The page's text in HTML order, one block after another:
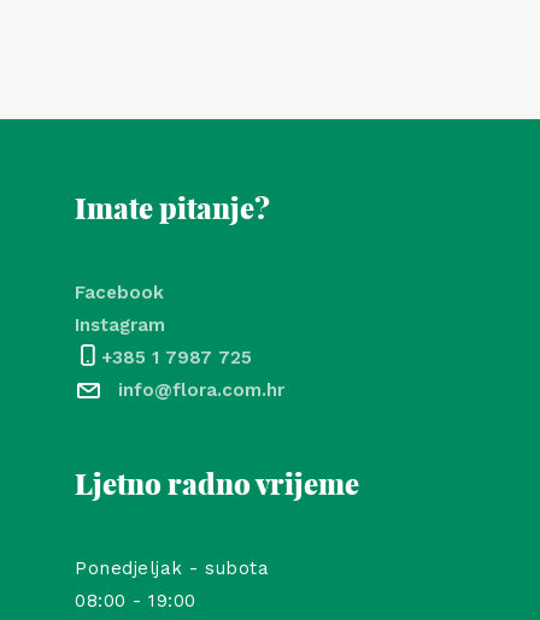
Imate pitanje?
Facebook
Instagram
+385 1 7987 725
info@flora.com.hr
Ljetno radno vrijeme
Ponedjeljak - subota
08:00 - 19:00